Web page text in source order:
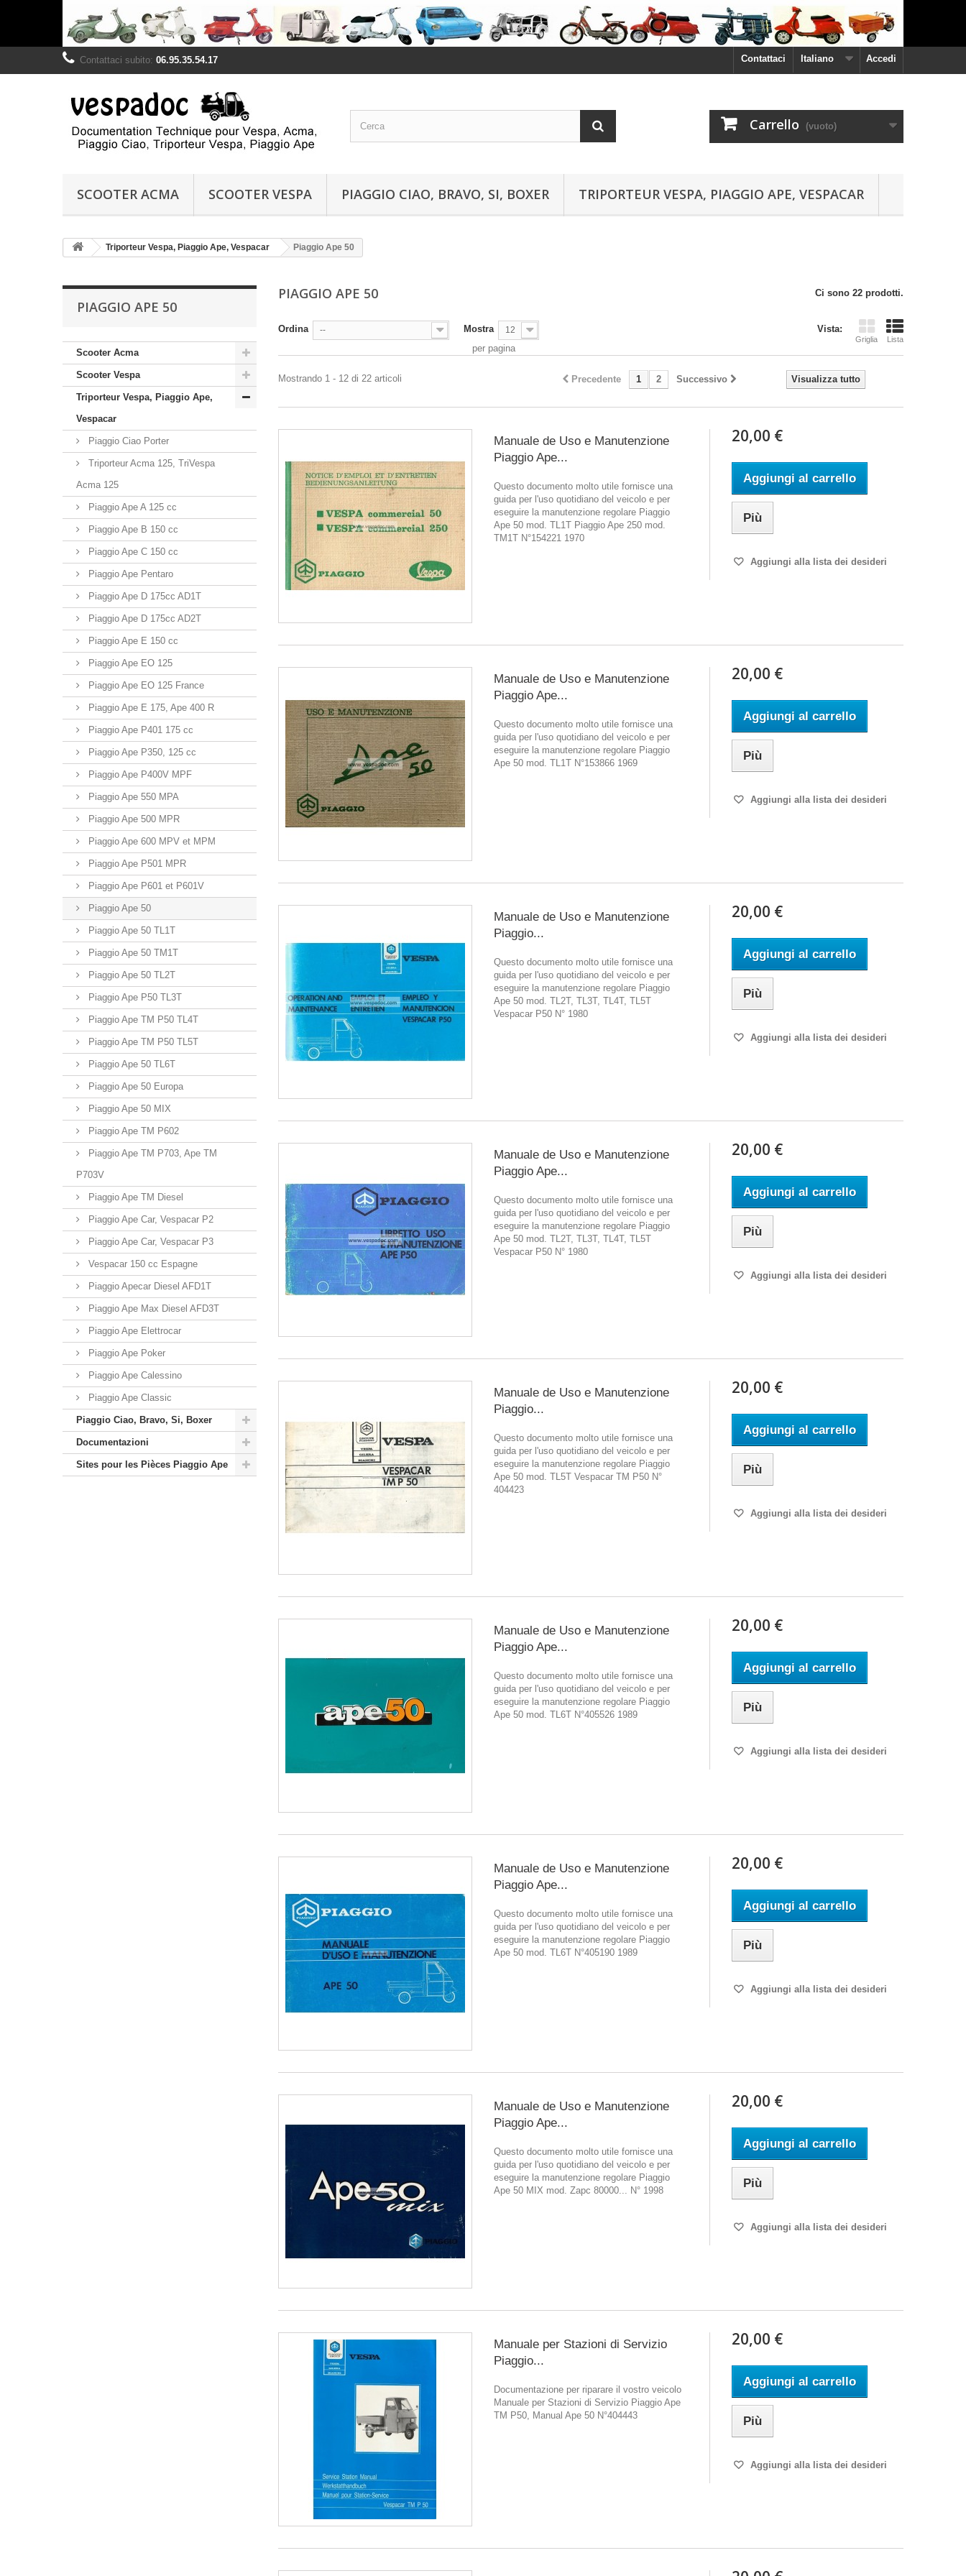
Accedi
Italiano
Contattaci
Contattaci subito: 06.95.35.54.17
Carrello (vuoto)
SCOOTER ACMA SCOOTER VESPA PIAGGIO CIAO, BRAVO, SI, BOXER TRIPORTEUR VESPA, PIAGGIO APE, VESPACAR
Triporteur Vespa, Piaggio Ape, Vespacar Piaggio Ape 50
PIAGGIO APE 50
Scooter Acma
Scooter Vespa
Triporteur Vespa, Piaggio Ape,
Vespacar
Piaggio Ciao Porter
Triporteur Acma 125, TriVespa
Acma 125
Piaggio Ape A 125 cc
Piaggio Ape B 150 cc
Piaggio Ape C 150 cc
Piaggio Ape Pentaro
Piaggio Ape D 175cc AD1T
Piaggio Ape D 175cc AD2T
Piaggio Ape E 150 cc
Piaggio Ape EO 125
Piaggio Ape EO 125 France
Piaggio Ape E 175, Ape 400 R
Piaggio Ape P401 175 cc
Piaggio Ape P350, 125 cc
Piaggio Ape P400V MPF
Piaggio Ape 550 MPA
Piaggio Ape 500 MPR
Piaggio Ape 600 MPV et MPM
Piaggio Ape P501 MPR
Piaggio Ape P601 et P601V
Piaggio Ape 50
Piaggio Ape 50 TL1T
Piaggio Ape 50 TM1T
Piaggio Ape 50 TL2T
Piaggio Ape P50 TL3T
Piaggio Ape TM P50 TL4T
Piaggio Ape TM P50 TL5T
Piaggio Ape 50 TL6T
Piaggio Ape 50 Europa
Piaggio Ape 50 MIX
Piaggio Ape TM P602
Piaggio Ape TM P703, Ape TM
P703V
Piaggio Ape TM Diesel
Piaggio Ape Car, Vespacar P2
Piaggio Ape Car, Vespacar P3
Vespacar 150 cc Espagne
Piaggio Apecar Diesel AFD1T
Piaggio Ape Max Diesel AFD3T
Piaggio Ape Elettrocar
Piaggio Ape Poker
Piaggio Ape Calessino
Piaggio Ape Classic
Piaggio Ciao, Bravo, Si, Boxer
Documentazioni
Sites pour les Pièces Piaggio Ape
PIAGGIO APE 50 Ci sono 22 prodotti.
Vista:
Griglia Lista
Ordina -- Mostra 12
per pagina
Visualizza tutto
Precedente 1 2 Successivo
Mostrando 1 - 12 di 22 articoli
Manuale de Uso e Manutenzione
Piaggio Ape...
Questo documento molto utile fornisce una
guida per l'uso quotidiano del veicolo e per
eseguire la manutenzione regolare Piaggio
Ape 50 mod. TL1T Piaggio Ape 250 mod.
TM1T N°154221 1970
20,00 €
Aggiungi al carrello
Più
Aggiungi alla lista dei desideri
Manuale de Uso e Manutenzione
Piaggio Ape...
Questo documento molto utile fornisce una
guida per l'uso quotidiano del veicolo e per
eseguire la manutenzione regolare Piaggio
Ape 50 mod. TL1T N°153866 1969
20,00 €
Aggiungi al carrello
Più
Aggiungi alla lista dei desideri
Manuale de Uso e Manutenzione
Piaggio...
Questo documento molto utile fornisce una
guida per l'uso quotidiano del veicolo e per
eseguire la manutenzione regolare Piaggio
Ape 50 mod. TL2T, TL3T, TL4T, TL5T
Vespacar P50 N° 1980
20,00 €
Aggiungi al carrello
Più
Aggiungi alla lista dei desideri
Manuale de Uso e Manutenzione
Piaggio Ape...
Questo documento molto utile fornisce una
guida per l'uso quotidiano del veicolo e per
eseguire la manutenzione regolare Piaggio
Ape 50 mod. TL2T, TL3T, TL4T, TL5T
Vespacar P50 N° 1980
20,00 €
Aggiungi al carrello
Più
Aggiungi alla lista dei desideri
Manuale de Uso e Manutenzione
Piaggio...
Questo documento molto utile fornisce una
guida per l'uso quotidiano del veicolo e per
eseguire la manutenzione regolare Piaggio
Ape 50 mod. TL5T Vespacar TM P50 N°
404423
20,00 €
Aggiungi al carrello
Più
Aggiungi alla lista dei desideri
Manuale de Uso e Manutenzione
Piaggio Ape...
Questo documento molto utile fornisce una
guida per l'uso quotidiano del veicolo e per
eseguire la manutenzione regolare Piaggio
Ape 50 mod. TL6T N°405526 1989
20,00 €
Aggiungi al carrello
Più
Aggiungi alla lista dei desideri
Manuale de Uso e Manutenzione
Piaggio Ape...
Questo documento molto utile fornisce una
guida per l'uso quotidiano del veicolo e per
eseguire la manutenzione regolare Piaggio
Ape 50 mod. TL6T N°405190 1989
20,00 €
Aggiungi al carrello
Più
Aggiungi alla lista dei desideri
Manuale de Uso e Manutenzione
Piaggio Ape...
Questo documento molto utile fornisce una
guida per l'uso quotidiano del veicolo e per
eseguire la manutenzione regolare Piaggio
Ape 50 MIX mod. Zapc 80000... N° 1998
20,00 €
Aggiungi al carrello
Più
Aggiungi alla lista dei desideri
Manuale per Stazioni di Servizio
Piaggio...
Documentazione per riparare il vostro veicolo
Manuale per Stazioni di Servizio Piaggio Ape
TM P50, Manual Ape 50 N°404443
20,00 €
Aggiungi al carrello
Più
Aggiungi alla lista dei desideri